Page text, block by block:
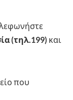
(τηλ.199) και
που